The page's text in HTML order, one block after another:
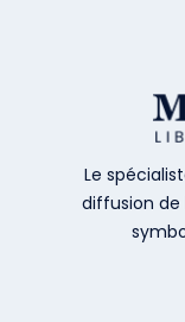
Le
diffusion de